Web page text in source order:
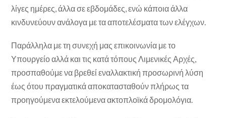
λίγες ημέρες, άλλα σε εβδομάδες, ενώ κάποια άλλα
κινδυνεύουν ανάλογα με τα αποτελέσματα των ελέγχων.
Παράλληλα με τη συνεχή μας επικοινωνία με το
Υπουργείο αλλά και τις κατά τόπους Λιμενικές Αρχές,
προσπαθούμε να βρεθεί εναλλακτική προσωρινή λύση
έως ότου πραγματικά αποκατασταθούν πλήρως τα
προηγούμενα εκτελούμενα ακτοπλοϊκά δρομολόγια.